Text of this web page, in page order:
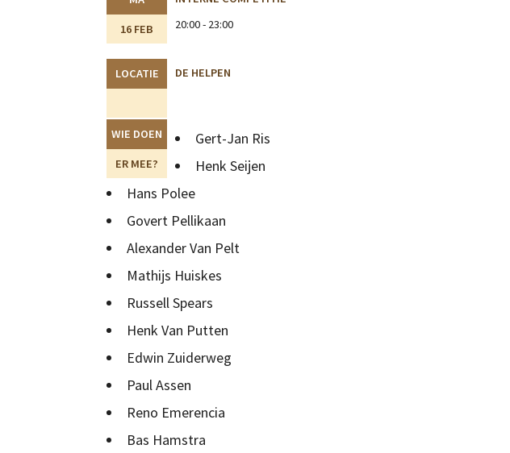
16 FEB
20:00 - 23:00
LOCATIE DE HELPEN
WIE DOEN
ER MEE?
Gert-Jan Ris
Henk Seijen
Hans Polee
Govert Pellikaan
Alexander Van Pelt
Mathijs Huiskes
Russell Spears
Henk Van Putten
Edwin Zuiderweg
Paul Assen
Reno Emerencia
Bas Hamstra